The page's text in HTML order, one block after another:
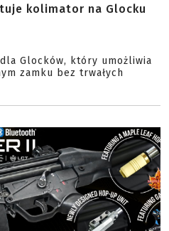
kolimator na Glocku
Glocków, który umożliwia
zamku bez trwałych